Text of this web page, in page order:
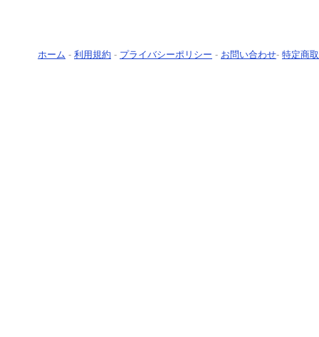
ホーム - 利用規約 - プライバシーポリシー - お問い合わせ- 特定商